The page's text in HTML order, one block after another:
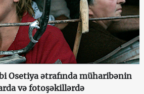
Osetiya ətrafında müharibənin
və fotoşəkillərdə